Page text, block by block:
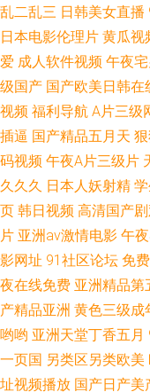
乱二乱三 日韩美女直播
日本电影伦理片 黄瓜视
爱 成人软件视频 午夜
级国产 国产欧美日韩在
视频 福利导航 A片三级
插逼 国产精品五月天
码视频 午夜A片三级片
久久久 日本人妖射精
页 韩日视频 高清国产
片 亚洲av激情电影 午
影网址 91社区论坛 免
夜在线免费 亚洲精品第
产精品亚洲 黄色三级成
哟哟 亚洲天堂丁香五月
一页国 另类区另类欧美
址视频播放 国产日产美